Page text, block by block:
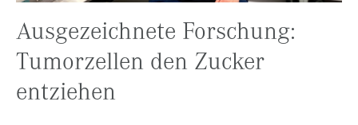
Service-Links
Ausgezeichnete Forschung:
Tumorzellen den Zucker
entziehen